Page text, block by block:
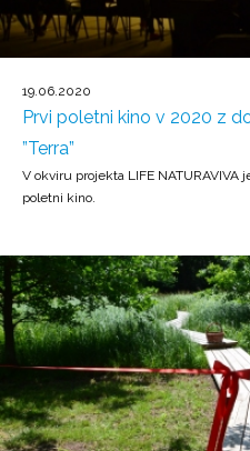
19.06.2020
Prvi poletni kino v 2020 z
”Terra”
V okviru projekta LIFE NATURAVIVA
poletni kino.